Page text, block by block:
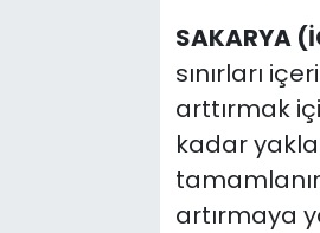
SAKARYA
sınırları
arttırmak
kadar
artırmaya